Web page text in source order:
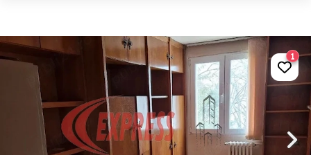
1